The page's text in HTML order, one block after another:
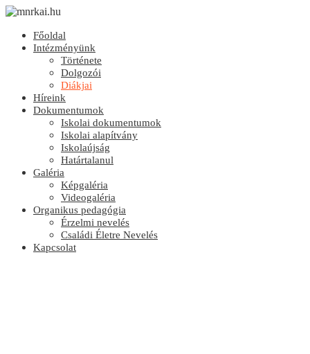
Főoldal
Intézményünk
Története
Dolgozói
Diákjai
Híreink
Dokumentumok
Iskolai dokumentumok
Iskolai alapítvány
Iskolaújság
Határtalanul
Galéria
Képgaléria
Videogaléria
Organikus pedagógia
Érzelmi nevelés
Családi Életre Nevelés
Kapcsolat